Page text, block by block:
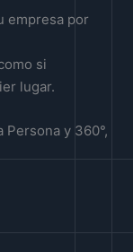
empresa por
si
lugar.
y 360°,